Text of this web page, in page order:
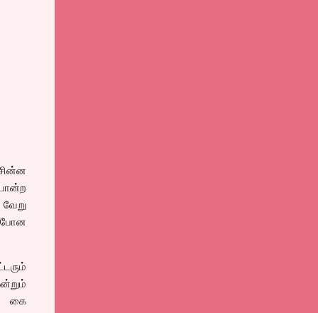
போன
கை